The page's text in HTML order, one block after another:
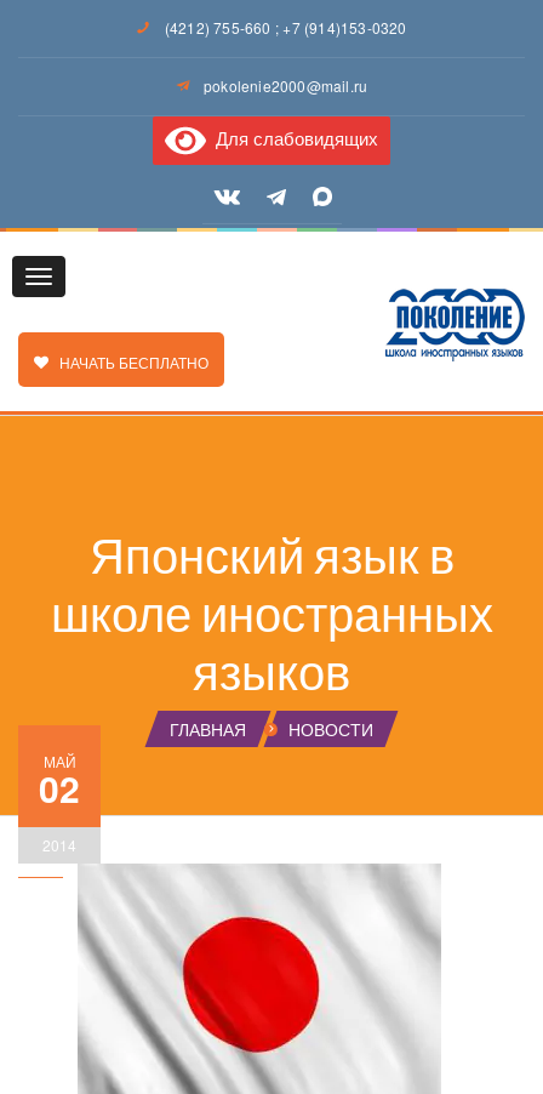
(4212) 755-660 ;+7 (914)153-0320
pokolenie2000@mail.ru
Для слабовидящих
Toggle
ЗАКАЗАТЬ ЗВОНОК
НАЧАТЬ БЕСПЛАТНО
Японский язык в
школе иностранных
языков
ГЛАВНАЯ НОВОСТИ
МАЙ
02
2014